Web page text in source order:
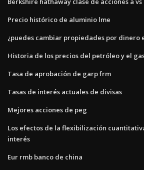
Precio histórico de aluminio lme
¿puedes cambiar propiedades por dinero
Historia de los precios del petróleo y el
Tasa de aprobación de garp frm
Tasas de interés actuales de divisas
Mejores acciones de peg
Los efectos de la flexibilización
interés
Eur rmb banco de china